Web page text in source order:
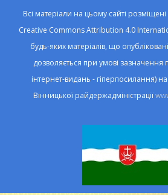
Всі матеріали на цьому сайті розміщені
Creative Commons Attribution 4.0
будь-яких матеріалів, що
дозволяється при умові зазначення
інтернет-видань - гіперпосилання)
Вінницької райдержадміністрації